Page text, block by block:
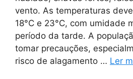
vento. As temperaturas
18°C e 23°C, com umidade
período da tarde. A
tomar precauções,
risco de alagamento … Ler